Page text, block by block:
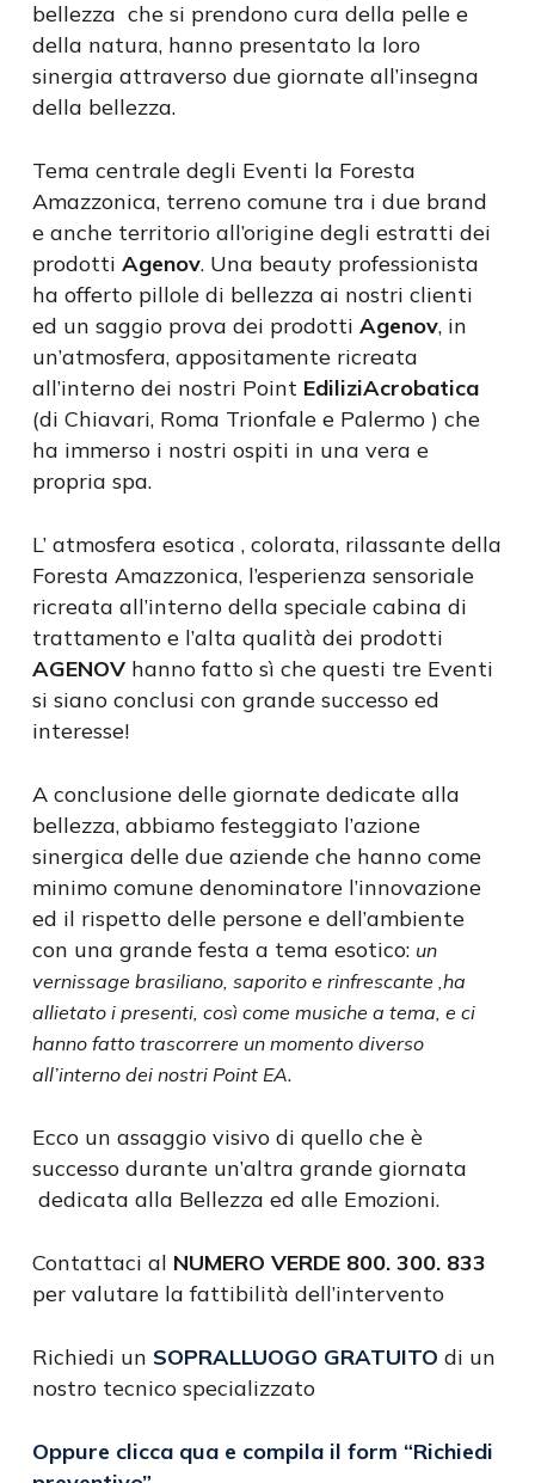
bellezza che si prendono cura della pelle e
della natura, hanno presentato la loro
sinergia attraverso due giornate all’insegna
della bellezza.
Tema centrale degli Eventi la Foresta
Amazzonica, terreno comune tra i due brand
e anche territorio all’origine degli estratti dei
prodotti Agenov. Una beauty professionista
ha offerto pillole di bellezza ai nostri clienti
ed un saggio prova dei prodotti Agenov, in
un’atmosfera, appositamente ricreata
all’interno dei nostri Point EdiliziAcrobatica
(di Chiavari, Roma Trionfale e Palermo ) che
ha immerso i nostri ospiti in una vera e
propria spa.
L’ atmosfera esotica , colorata, rilassante della
Foresta Amazzonica, l’esperienza sensoriale
ricreata all’interno della speciale cabina di
trattamento e l’alta qualità dei prodotti
AGENOVhanno fatto sì che questi tre Eventi
si siano conclusi con grande successo ed
interesse!
A conclusione delle giornate dedicate alla
bellezza, abbiamo festeggiato l’azione
sinergica delle due aziende che hanno come
minimo comune denominatore l’innovazione
ed il rispetto delle persone e dell’ambiente
con una grande festa a tema esotico: un
vernissage brasiliano, saporito e rinfrescante ,ha
allietato i presenti, così come musiche a tema, e ci
hanno fatto trascorrere un momento diverso
all’interno dei nostri Point EA.
Ecco un assaggio visivo di quello che è
successo durante un’altra grande giornata
dedicata alla Bellezza ed alle Emozioni.
Contattaci al NUMERO VERDE 800. 300. 833
per valutare la fattibilità dell’intervento
Richiedi un SOPRALLUOGO GRATUITO di un
nostro tecnico specializzato
Oppure clicca qua e compila il form “Richiedi